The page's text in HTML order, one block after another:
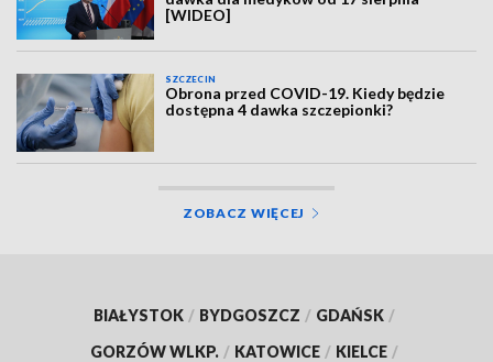
[WIDEO]
SZCZECIN
Obrona przed COVID-19. Kiedy będzie
dostępna 4 dawka szczepionki?
ZOBACZ WIĘCEJ
BIAŁYSTOK / BYDGOSZCZ / GDAŃSK /
GORZÓW WLKP. / KATOWICE / KIELCE /